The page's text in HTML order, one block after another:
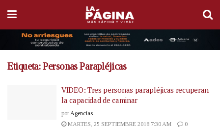
Etiqueta:Personas Parapléjicas
VIDEO: Tres personas parapléjicas recuperan
la capacidad de caminar
por Agencias
MARTES, 25 SEPTIEMBRE 2018 7:30 AM
0